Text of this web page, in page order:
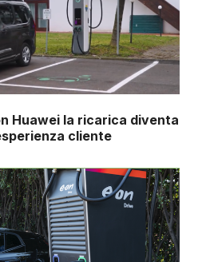
Huawei la ricarica diventa
cliente